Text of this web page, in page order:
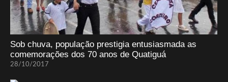
Sob chuva, população prestigia entusiasmada as
comemorações dos 70 anos de Quatiguá
28/10/2017